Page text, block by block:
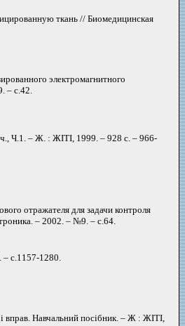
ткань // Биомедицинская
электромагнитного
– с.42.
ч., Ч.1. – Ж. : ЖІТІ, 1999. – 928 с. – 966-
отражателя для задачи контроля
– 2002. – №9. – с.64.
– c.1157-1280.
і вправ. Навчальний посібник. – Ж : ЖІТІ,